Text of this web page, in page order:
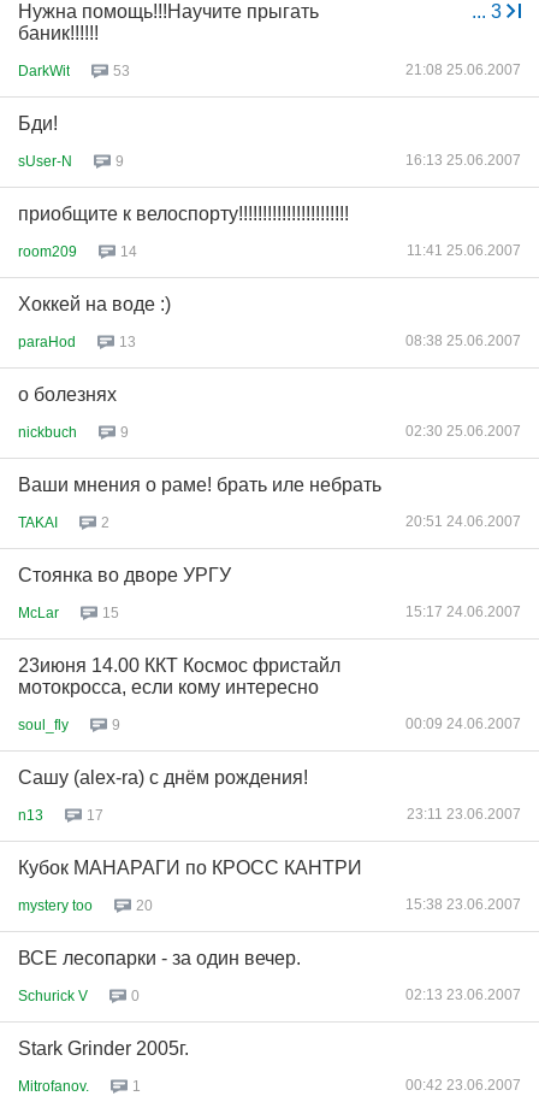
... 3
Нужна помощь!!!Научите прыгать
баник!!!!!!
DarkWit 53 21:08 25.06.2007
Бди!
sUser-N 9 16:13 25.06.2007
приобщите к велоспорту!!!!!!!!!!!!!!!!!!!!!!!
room209 14 11:41 25.06.2007
Хоккей на воде :)
paraHod 13 08:38 25.06.2007
о болезнях
nickbuch 9 02:30 25.06.2007
Ваши мнения о раме! брать иле небрать
TAKAI 2 20:51 24.06.2007
Стоянка во дворе УРГУ
McLar 15 15:17 24.06.2007
23июня 14.00 ККТ Космос фристайл
мотокросса, если кому интересно
soul_fly 9 00:09 24.06.2007
Сашу (alex-ra) с днём рождения!
n13 17 23:11 23.06.2007
Кубок МАНАРАГИ по КРОСС КАНТРИ
mystery too 20 15:38 23.06.2007
ВСЕ лесопарки - за один вечер.
Schurick V 0 02:13 23.06.2007
Stark Grinder 2005г.
Mitrofanov. 1 00:42 23.06.2007